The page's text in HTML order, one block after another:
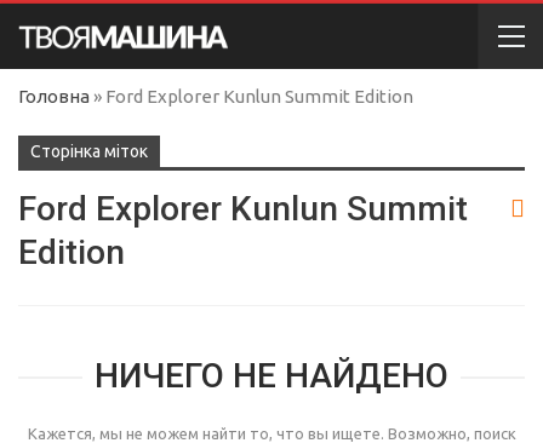
Головна » Ford Explorer Kunlun Summit Edition
Сторінка міток
Ford Explorer Kunlun Summit
Edition
НИЧЕГО НЕ НАЙДЕНО
Кажется, мы не можем найти то, что вы ищете. Возможно, поиск